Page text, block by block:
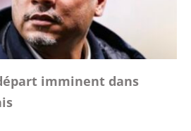
imminent dans